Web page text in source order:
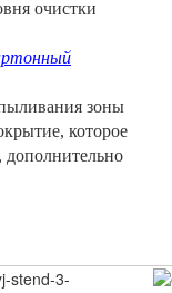
очистки
зоны
которое